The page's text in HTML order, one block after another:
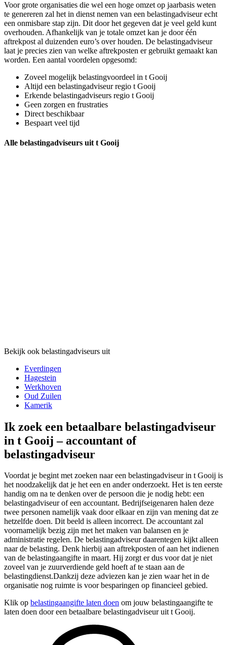
Voor grote organisaties die wel een hoge omzet op jaarbasis weten
te genereren zal het in dienst nemen van een belastingadviseur echt
een onmisbare stap zijn. Dit door het gegeven dat je veel geld kunt
overhouden. Afhankelijk van je totale omzet kan je door één
aftrekpost al duizenden euro’s over houden. De belastingadviseur
laat je precies zien van welke aftrekposten er gebruikt gemaakt kan
worden. Een aantal voordelen opgesomd:
Zoveel mogelijk belastingvoordeel in t Gooij
Altijd een belastingadviseur regio t Gooij
Erkende belastingadviseurs regio t Gooij
Geen zorgen en frustraties
Direct beschikbaar
Bespaart veel tijd
Alle belastingadviseurs uit t Gooij
Bekijk ook belastingadviseurs uit
Everdingen
Hagestein
Werkhoven
Oud Zuilen
Kamerik
Ik zoek een betaalbare belastingadviseur
in t Gooij – accountant of
belastingadviseur
Voordat je begint met zoeken naar een belastingadviseur in t Gooij is
het noodzakelijk dat je het een en ander onderzoekt. Het is ten eerste
handig om na te denken over de persoon die je nodig hebt: een
belastingadviseur of een accountant. Bedrijfseigenaren halen deze
twee personen namelijk vaak door elkaar en zijn van mening dat ze
hetzelfde doen. Dit beeld is alleen incorrect. De accountant zal
voornamelijk bezig zijn met het maken van balansen en je
administratie regelen. De belastingadviseur daarentegen kijkt alleen
naar de belasting. Denk hierbij aan aftrekposten of aan het indienen
van de belastingaangifte in maart. Hij zorgt er dus voor dat je niet
zoveel van je zuurverdiende geld hoeft af te staan aan de
belastingdienst.Dankzij deze adviezen kan je zien waar het in de
organisatie nog ruimte is voor besparingen op financieel gebied.
Klik op belastingaangifte laten doen om jouw belastingaangifte te
laten doen door een betaalbare belastingadviseur uit t Gooij.